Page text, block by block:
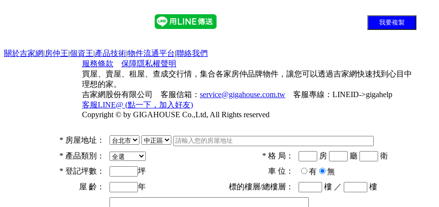
我要複製
關於吉家網|房仲王|個資王|產品技術|物件流通平台|聯絡我們
服務條款
保障隱私權聲明
買屋、賣屋、租屋、查成交行情，集合各家房仲品牌物件，讓您可以透過吉家網快速找到心目中
理想的家。
吉家網股份有限公司 客服信箱： service@gigahouse.com.tw 客服專線： LINEID->gigahelp
客服LINE@ (點一下，加入好友)
Copyright © by GIGAHOUSE Co.,Ltd, All Rights reserved